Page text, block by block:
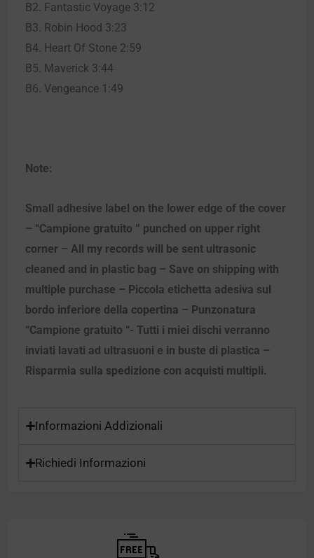
B2. Fantastic Voyage 3:12
B3. Robin Hood 3:23
B4. Heart Of Stone 2:59
B5. Maverick 3:44
B6. Vengeance 1:49
Note:
Small adhesive label on the lower edge of the cover
– “Campione gratuito ” punched on upper right
corner – All my records will be sent ultrasonic
cleaned and in plastic bag – Save on shipping with
multiple purchase – Piccola etichetta adesiva sul
bordo inferiore della copertina – Punzonatura
“Campione gratuito “- Tutti i miei dischi verranno
inviati lavati ad ultrasuoni e in buste di plastica –
Risparmia sulla spedizione con acquisti multipli.
Informazioni Addizionali
Richiedi Informazioni